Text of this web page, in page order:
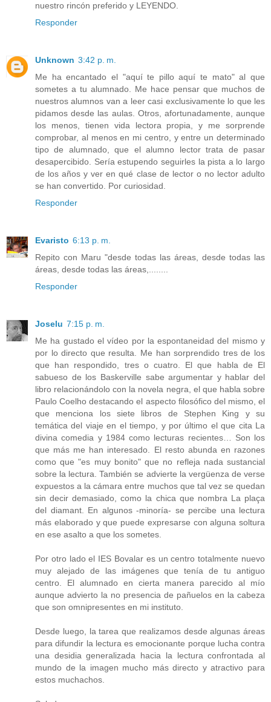
nuestro rincón preferido y LEYENDO.
Responder
Unknown 3:42 p. m.
Me ha encantado el "aquí te pillo aquí te mato" al que
sometes a tu alumnado. Me hace pensar que muchos de
nuestros alumnos van a leer casi exclusivamente lo que les
pidamos desde las aulas. Otros, afortunadamente, aunque
los menos, tienen vida lectora propia, y me sorprende
comprobar, al menos en mi centro, y entre un determinado
tipo de alumnado, que el alumno lector trata de pasar
desapercibido. Sería estupendo seguirles la pista a lo largo
de los años y ver en qué clase de lector o no lector adulto
se han convertido. Por curiosidad.
Responder
Evaristo 6:13 p. m.
Repito con Maru "desde todas las áreas, desde todas las
áreas, desde todas las áreas,........
Responder
Joselu 7:15 p. m.
Me ha gustado el vídeo por la espontaneidad del mismo y
por lo directo que resulta. Me han sorprendido tres de los
que han respondido, tres o cuatro. El que habla de El
sabueso de los Baskerville sabe argumentar y hablar del
libro relacionándolo con la novela negra, el que habla sobre
Paulo Coelho destacando el aspecto filosófico del mismo, el
que menciona los siete libros de Stephen King y su
temática del viaje en el tiempo, y por último el que cita La
divina comedia y 1984 como lecturas recientes… Son los
que más me han interesado. El resto abunda en razones
como que "es muy bonito" que no refleja nada sustancial
sobre la lectura. También se advierte la vergüenza de verse
expuestos a la cámara entre muchos que tal vez se quedan
sin decir demasiado, como la chica que nombra La plaça
del diamant. En algunos -minoría- se percibe una lectura
más elaborado y que puede expresarse con alguna soltura
en ese asalto a que los sometes.
Por otro lado el IES Bovalar es un centro totalmente nuevo
muy alejado de las imágenes que tenía de tu antiguo
centro. El alumnado en cierta manera parecido al mío
aunque advierto la no presencia de pañuelos en la cabeza
que son omnipresentes en mi instituto.
Desde luego, la tarea que realizamos desde algunas áreas
para difundir la lectura es emocionante porque lucha contra
una desidia generalizada hacia la lectura confrontada al
mundo de la imagen mucho más directo y atractivo para
estos muchachos.